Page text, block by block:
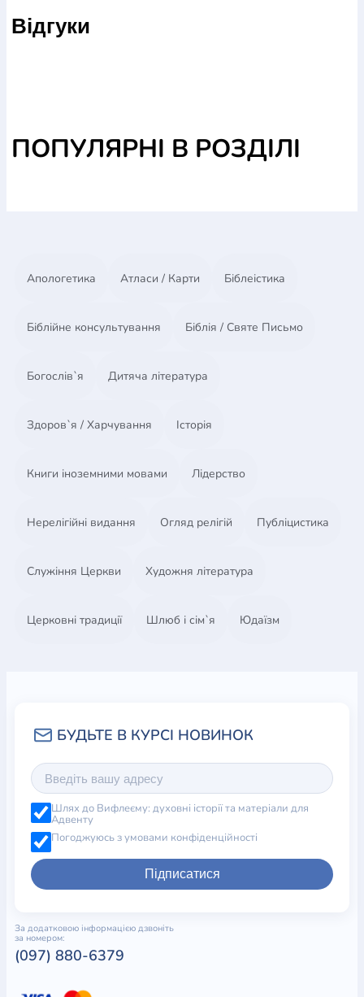
Відгуки
ПОПУЛЯРНІ В РОЗДІЛІ
Апологетика Атласи / Карти Біблеістика
Біблійне консультування Біблія / Святе Письмо
Богослів`я Дитяча література
Здоров`я / Харчування Історія
Книги іноземними мовами Лідерство
Нерелігійні видання Огляд релігій Публіцистика
Служіння Церкви Художня література
Церковні традиції Шлюб і сім`я Юдаїзм
Шлях до Вифлеєму: духовні історії та матеріали для
Адвенту
Погоджуюсь з умовами конфіденційності
Підписатися
За додатковою інформацією дзвоніть
за номером:
(097) 880-6379